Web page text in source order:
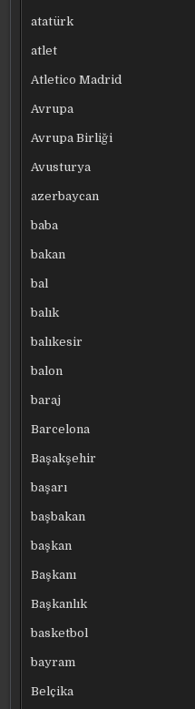
atatürk
atlet
Atletico Madrid
Avrupa
Avrupa Birliği
Avusturya
azerbaycan
baba
bakan
bal
balık
balıkesir
balon
baraj
Barcelona
Başakşehir
başarı
başbakan
başkan
Başkanı
Başkanlık
basketbol
bayram
Belçika